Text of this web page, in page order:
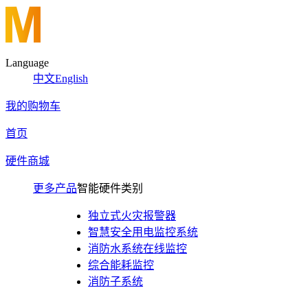
Language
中文English
我的购物车
首页
硬件商城
更多产品智能硬件类别
独立式火灾报警器
智慧安全用电监控系统
消防水系统在线监控
综合能耗监控
消防子系统